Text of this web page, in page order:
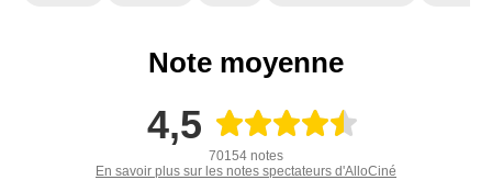
Note moyenne
4,5
70154 notes
En savoir plus sur les notes spectateurs d'AlloCiné